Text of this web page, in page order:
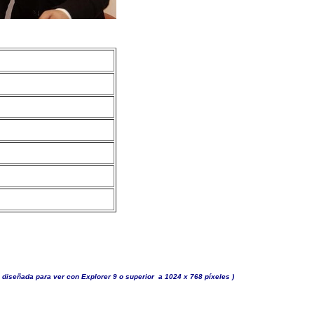
diseñada para ver con Explorer 9 o superior a 1024 x 768 píxeles )